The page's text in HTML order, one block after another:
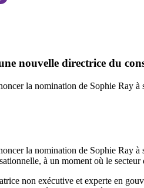
nouvelle directrice du
la nomination de Sophie Ray
la nomination de Sophie Ray
à un moment où le
non exécutive et experte en